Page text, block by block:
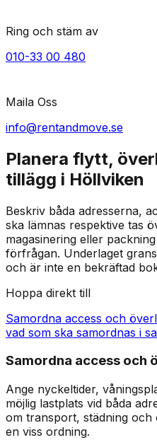
Ring och stäm av
010-33 00 480
Maila Oss
info@rentandmove.se
Planera flytt,
tillägg i Höllviken
Beskriv båda adresserna,
ska lämnas respektive tas
magasinering eller
förfrågan. Underlaget
och är inte en bekräftad
Hoppa direkt till
Samordna access och
vad som ska samordnas i
Samordna access och
Ange nyckeltider,
möjlig lastplats vid båda
om transport, städning
en viss ordning.